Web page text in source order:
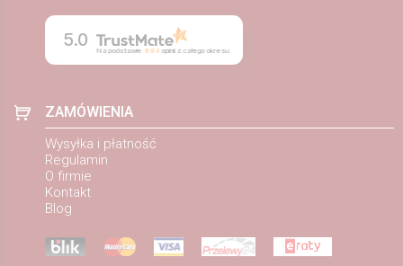
5.0
Na podstawie 884opinii z całego okresu
ZAMÓWIENIA
Wysyłka i płatność
Regulamin
O firmie
Kontakt
Blog